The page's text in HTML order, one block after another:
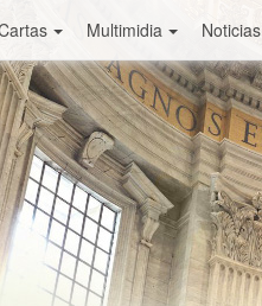
Multimidia Noticias